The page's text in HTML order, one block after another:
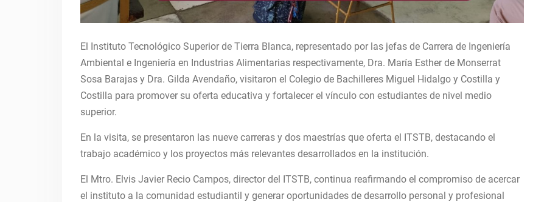
El Instituto Tecnológico Superior de Tierra Blanca, representado por las jefas de Carrera de Ingeniería
Ambiental e Ingeniería en Industrias Alimentarias respectivamente, Dra. María Esther de Monserrat
Sosa Barajas y Dra. Gilda Avendaño, visitaron el Colegio de Bachilleres Miguel Hidalgo y Costilla y
Costilla para promover su oferta educativa y fortalecer el vínculo con estudiantes de nivel medio
superior.
En la visita, se presentaron las nueve carreras y dos maestrías que oferta el ITSTB, destacando el
trabajo académico y los proyectos más relevantes desarrollados en la institución.
El Mtro. Elvis Javier Recio Campos, director del ITSTB, continua reafirmando el compromiso de acercar
el instituto a la comunidad estudiantil y generar oportunidades de desarrollo personal y profesional